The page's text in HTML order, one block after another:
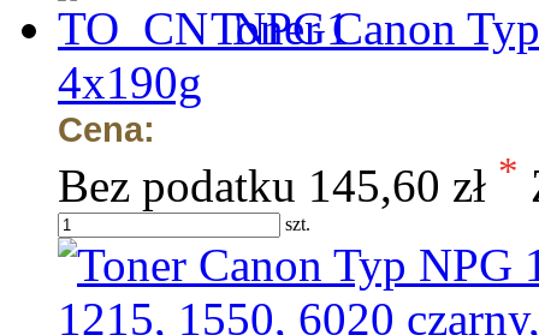
Toner Canon
4x190g
Cena:
Bez podatku 145,60 zł *
szt.